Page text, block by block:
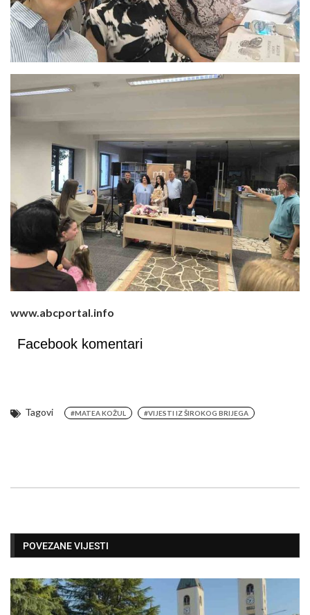
www.abcportal.info
Facebook komentari
Tagovi #MATEA KOŽUL #VIJESTI IZ ŠIROKOG BRIJEGA
POVEZANE VIJESTI